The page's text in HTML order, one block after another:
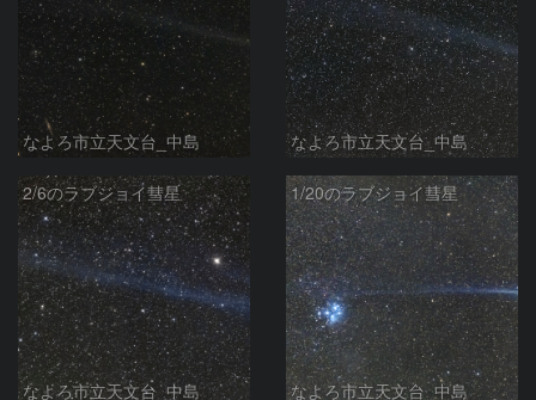
なよろ市立天文台_中島 なよろ市立天文台_中島
2/6のラブジョイ彗星
なよろ市立天文台_中島
1/20のラブジョイ彗星
なよろ市立天文台_中島